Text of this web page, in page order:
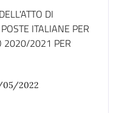
DI
ITALIANE PER
2020/2021 PER
05/2022